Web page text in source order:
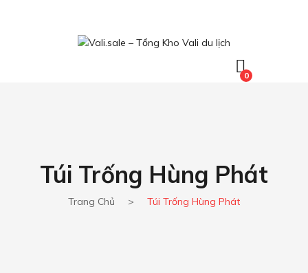
0
Túi Trống Hùng Phát
Trang Chủ > Túi Trống Hùng Phát